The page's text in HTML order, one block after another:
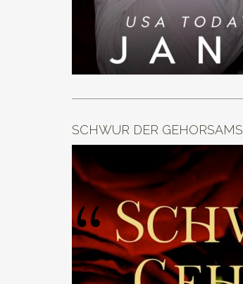
SCHWUR DER GEHORSAMS